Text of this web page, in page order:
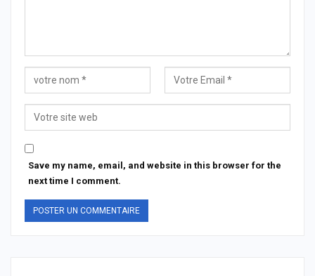
Save my name, email, and website in this browser for the
next time I comment.